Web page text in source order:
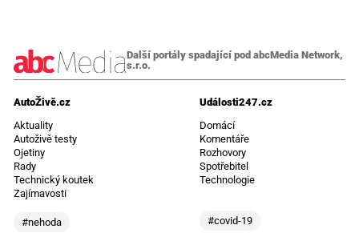
Další portály spadající pod abcMedia Network,
s.r.o.
AutoŽivě.cz
Aktuality
Autoživě testy
Ojetiny
Rady
Technický koutek
Zajímavosti
#nehoda
Události247.cz
Domácí
Komentáře
Rozhovory
Spotřebitel
Technologie
#covid-19